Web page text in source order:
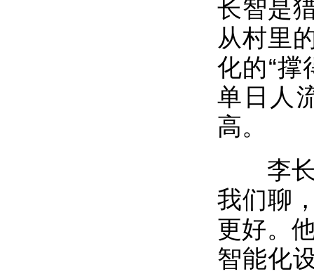
长智是
从村里
化的“撑
单日人
高。
李长
我们聊
更好。
智能化